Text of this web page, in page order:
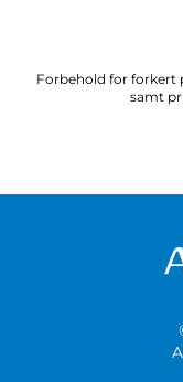
Forbehold for forkert
samt